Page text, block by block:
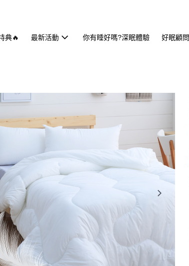
典🔥 最新活動 你有睡好嗎?深眠體驗 好眠顧問